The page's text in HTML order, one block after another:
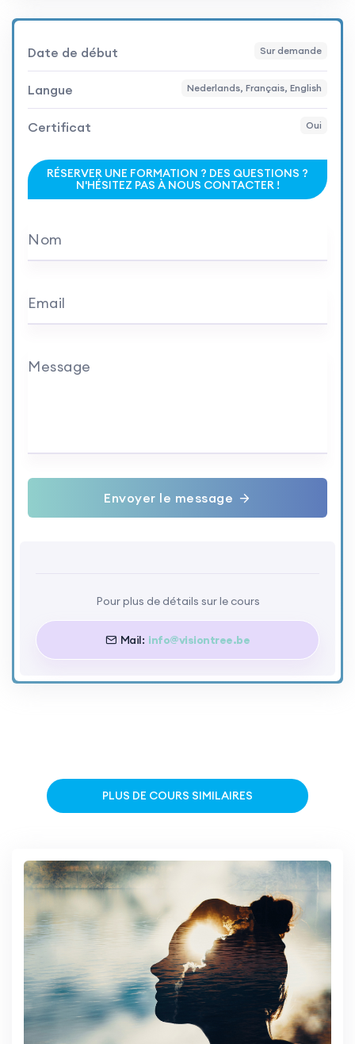
Date de début Sur demande
Langue Nederlands, Français, English
Certificat Oui
RÉSERVER UNE FORMATION ? DES QUESTIONS ?
N'HÉSITEZ PAS À NOUS CONTACTER !
Nom
Email
Message
Envoyer le message
Pour plus de détails sur le cours
Mail: info@visiontree.be
PLUS DE COURS SIMILAIRES